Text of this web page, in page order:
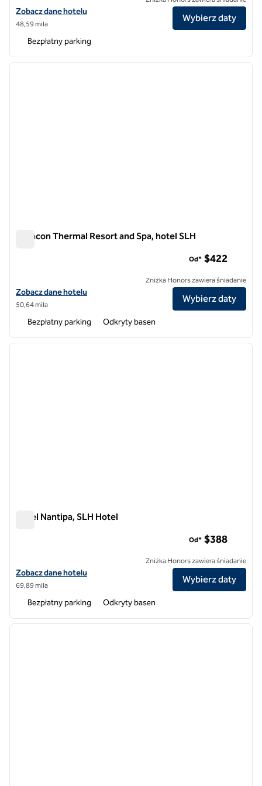
Zobacz szczegóły hotelu Senda Monteverde Hotel, SLH Hotel
Zobacz dane hotelu
48,59 mila
Wybierz daty
Bezpłatny parking
1 z 6
Tabacon Thermal Resort and Spa, hotel SLH
Zobacz szczegóły hotelu Tabacon Thermal Resort and Spa, SLH
Zobacz dane hotelu
50,64 mila
Od* $422
Zniżka Honors zawiera śniadanie
Wybierz daty
Bezpłatny parking Odkryty basen
1 z 10
Hotel Nantipa, SLH Hotel
Zobacz szczegóły hotelu Hotel Nantipa, SLH Hotel
Zobacz dane hotelu
69,89 mila
Od* $388
Zniżka Honors zawiera śniadanie
Wybierz daty
Bezpłatny parking Odkryty basen
1 z 4